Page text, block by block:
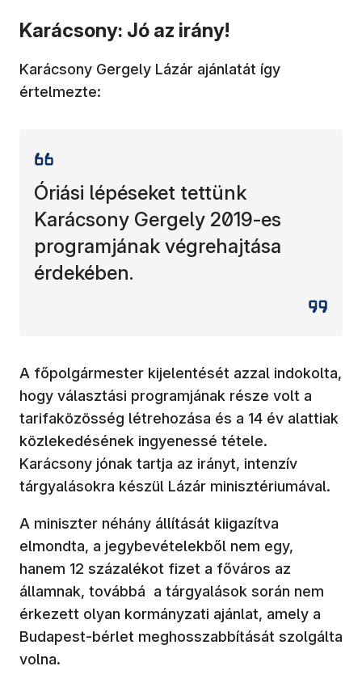
Karácsony: Jó az irány!
Karácsony Gergely Lázár ajánlatát így
értelmezte:
Óriási lépéseket tettünk
Karácsony Gergely 2019-es
programjának végrehajtása
érdekében.
A főpolgármester kijelentését azzal indokolta,
hogy választási programjának része volt a
tarifaközösség létrehozása és a 14 év alattiak
közlekedésének ingyenessé tétele.
Karácsony jónak tartja az irányt, intenzív
tárgyalásokra készül Lázár minisztériumával.
A miniszter néhány állítását kiigazítva
elmondta, a jegybevételekből nem egy,
hanem 12 százalékot fizet a főváros az
államnak, továbbá a tárgyalások során nem
érkezett olyan kormányzati ajánlat, amely a
Budapest-bérlet meghosszabbítását szolgálta
volna.